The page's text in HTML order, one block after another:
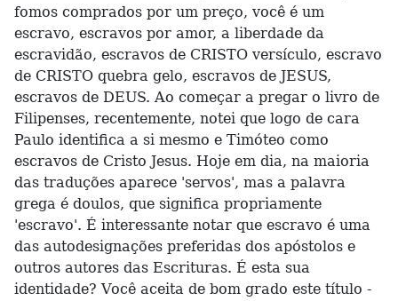
fomos comprados por um preço, você é um
escravo, escravos por amor, a liberdade da
escravidão, escravos de CRISTO versículo, escravo
de CRISTO quebra gelo, escravos de JESUS,
escravos de DEUS. Ao começar a pregar o livro de
Filipenses, recentemente, notei que logo de cara
Paulo identifica a si mesmo e Timóteo como
escravos de Cristo Jesus. Hoje em dia, na maioria
das traduções aparece 'servos', mas a palavra
grega é doulos, que significa propriamente
'escravo'. É interessante notar que escravo é uma
das autodesignações preferidas dos apóstolos e
outros autores das Escrituras. É esta sua
identidade? Você aceita de bom grado este título -